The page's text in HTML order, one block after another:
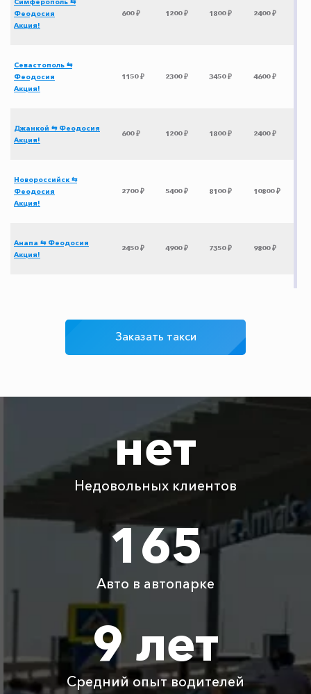
Феодосия
Акция!
600 ₽ 1200 ₽ 1800 ₽ 2400 ₽
Севастополь ⇆
Феодосия
Акция!
1150 ₽ 2300 ₽ 3450 ₽ 4600 ₽
Джанкой ⇆ Феодосия
Акция!
600 ₽ 1200 ₽ 1800 ₽ 2400 ₽
Новороссийск ⇆
Феодосия
Акция!
2700 ₽ 5400 ₽ 8100 ₽ 10800 ₽
Анапа ⇆ Феодосия
Акция!
2450 ₽ 4900 ₽ 7350 ₽ 9800 ₽
13350 ₽
Адлер ⇆ Феодосия
11700 ₽
Евпатория ⇆ Феодосия
925 ₽ 1850 ₽
2600 ₽
1700 ₽ 3400 ₽
Туапсе ⇆ Феодосия
Отрадное ⇆ Феодосия
4900 ₽ 9800 ₽ 14700 ₽ 19600 ₽
Заказать такси
нет
Недовольных клиентов
165
Авто в автопарке
9 лет
Средний опыт водителей